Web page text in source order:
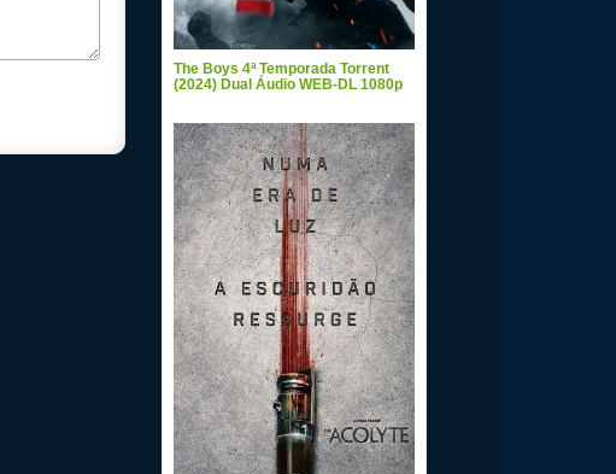
The Boys 4ª Temporada Torrent
(2024) Dual Áudio WEB-DL 1080p